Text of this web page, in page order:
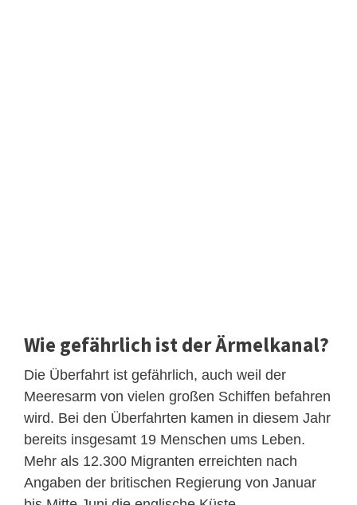
Wie gefährlich ist der Ärmelkanal?
Die Überfahrt ist gefährlich, auch weil der
Meeresarm von vielen großen Schiffen befahren
wird. Bei den Überfahrten kamen in diesem Jahr
bereits insgesamt 19 Menschen ums Leben.
Mehr als 12.300 Migranten erreichten nach
Angaben der britischen Regierung von Januar